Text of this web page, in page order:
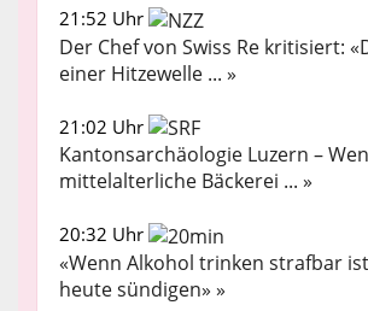
21:52 Uhr
Der Chef von Swiss Re kritisiert:
einer Hitzewelle ... »
21:02 Uhr
Kantonsarchäologie Luzern –
mittelalterliche Bäckerei ... »
20:32 Uhr
«Wenn Alkohol trinken strafbar
heute sündigen» »